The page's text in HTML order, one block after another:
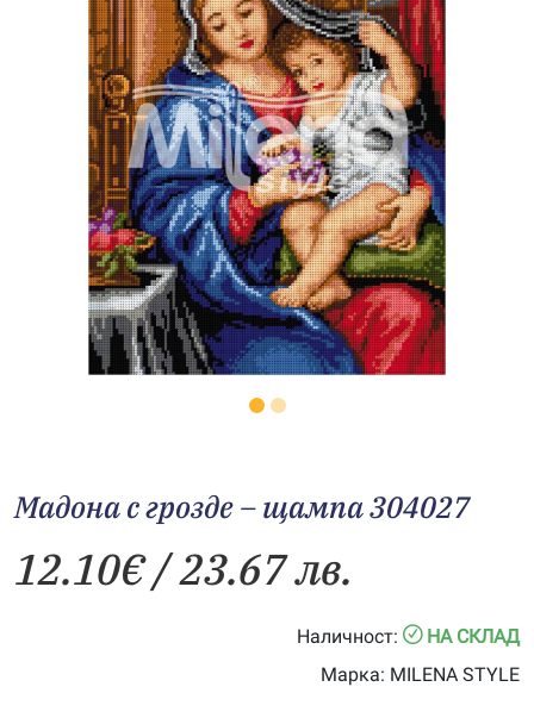
Мадона с грозде – щампа 304027
12.10€/ 23.67 лв.
Наличност:
НА СКЛАД
Марка: MILENA STYLE